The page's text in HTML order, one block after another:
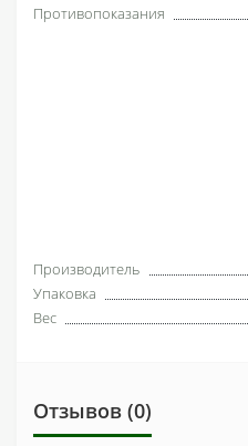
Противопоказания
Производитель
Упаковка
Вес
Отзывов (0)